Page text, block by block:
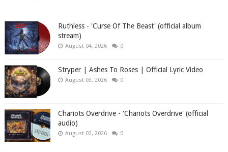
Ruthless - 'Curse Of The Beast' (official album
stream)
August 04, 2026 0
Stryper | Ashes To Roses | Official Lyric Video
August 03, 2026 0
Chariots Overdrive - 'Chariots Overdrive' (official
audio)
August 02, 2026 0